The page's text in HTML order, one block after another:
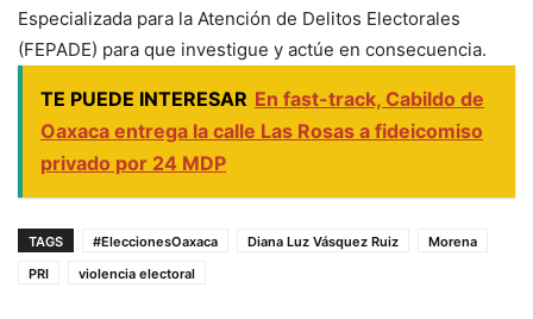
Especializada para la Atención de Delitos Electorales
(FEPADE) para que investigue y actúe en consecuencia.
TE PUEDE INTERESAR En fast-track, Cabildo de
Oaxaca entrega la calle Las Rosas a fideicomiso
privado por 24 MDP
TAGS #EleccionesOaxaca Diana Luz Vásquez Ruiz
Morena
PRI
violencia electoral